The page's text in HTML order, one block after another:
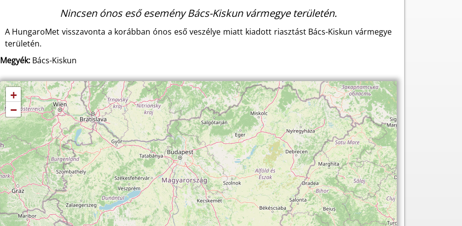
Nincsen ónos eső esemény Bács-Kiskun vármegye területén.
A HungaroMet visszavonta a korábban ónos eső veszélye miatt kiadott riasztást Bács-Kiskun vármegye
területén.
Megyék:Bács-Kiskun
+
−